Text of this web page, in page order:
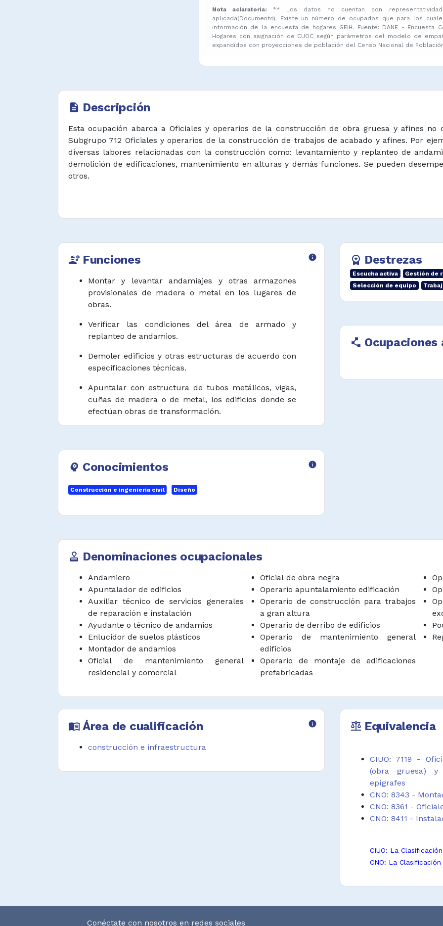
Nota aclaratoria: ** Los datos no cuentan con
aplicada(Documento). Existe un número de ocupados que para los
información de la encuesta de hogares GEIH. Fuente: DANE - Encuesta
Hogares con asignación de CUOC según parámetros del modelo de
expandidos con proyecciones de población del Censo Nacional de Población
description Descripción
Esta ocupación abarca a Oficiales y operarios de la construcción de obra gruesa y afines no
Subgrupo 712 Oficiales y operarios de la construcción de trabajos de acabado y afines. Por
diversas labores relacionadas con la construcción como: levantamiento y replanteo de
demolición de edificaciones, mantenimiento en alturas y demás funciones. Se pueden
otros.
engineering Funciones info
Montar y levantar andamiajes y otras armazones
provisionales de madera o metal en los lugares de
obras.
Verificar las condiciones del área de armado y
replanteo de andamios.
Demoler edificios y otras estructuras de acuerdo con
especificaciones técnicas.
Apuntalar con estructura de tubos metálicos, vigas,
cuñas de madera o de metal, los edificios donde se
efectúan obras de transformación.
Levantar y alinear chimeneas residenciales e
Interpretar especificaciones de órdenes de trabajo
obra.
Desempeñar funciones afines.
psychology Conocimientos info
Construcción e ingeniería civil Diseño
workspace_premium Destrezas
Escucha activa Gestión de
Selección de equipo
polyline Ocupaciones
approval Denominaciones ocupacionales
Andamiero
Apuntalador de edificios
Auxiliar técnico de servicios generales
de reparación e instalación
Ayudante o técnico de andamios
Enlucidor de suelos plásticos
Montador de andamios
Oficial de mantenimiento general
residencial y comercial
Oficial de obra negra
Operario apuntalamiento edificación
Operario de construcción para trabajos
a gran altura
Operario de derribo de edificios
Operario de mantenimiento general
edificios
Operario de montaje de edificaciones
prefabricadas
menu_book Área de cualificación info
construcción e infraestructura
balance Equivalencia
CIUO: 7119 -
(obra gruesa) y
epígrafes
CNO: 8343 -
CNO: 8361 -
CNO: 8411 -
CIUO: La
CNO: La
Conéctate con nosotros en redes sociales